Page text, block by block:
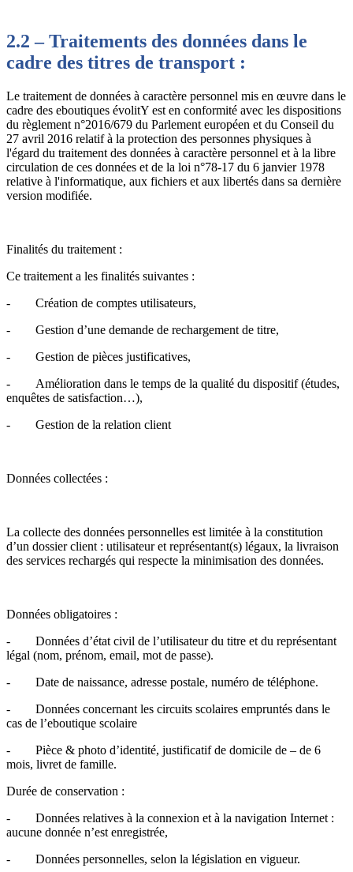
2.2 – Traitements des données dans le
cadre des titres de transport :
Le traitement de données à caractère personnel mis en œuvre dans le
cadre des eboutiques évolitY est en conformité avec les dispositions
du règlement n°2016/679 du Parlement européen et du Conseil du
27 avril 2016 relatif à la protection des personnes physiques à
l'égard du traitement des données à caractère personnel et à la libre
circulation de ces données et de la loi n°78-17 du 6 janvier 1978
relative à l'informatique, aux fichiers et aux libertés dans sa dernière
version modifiée.
Finalités du traitement :
Ce traitement a les finalités suivantes :
- Création de comptes utilisateurs,
- Gestion d’une demande de rechargement de titre,
- Gestion de pièces justificatives,
- Amélioration dans le temps de la qualité du dispositif (études,
enquêtes de satisfaction…),
- Gestion de la relation client
Données collectées :
La collecte des données personnelles est limitée à la constitution
d’un dossier client : utilisateur et représentant(s) légaux, la livraison
des services rechargés qui respecte la minimisation des données.
Données obligatoires :
- Données d’état civil de l’utilisateur du titre et du représentant
légal (nom, prénom, email, mot de passe).
- Date de naissance, adresse postale, numéro de téléphone.
- Données concernant les circuits scolaires empruntés dans le
cas de l’eboutique scolaire
- Pièce & photo d’identité, justificatif de domicile de – de 6
mois, livret de famille.
Durée de conservation :
- Données relatives à la connexion et à la navigation Internet :
aucune donnée n’est enregistrée,
- Données personnelles, selon la législation en vigueur.